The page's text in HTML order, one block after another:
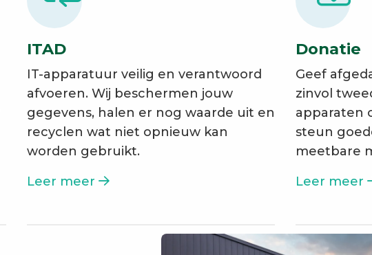
ITAD
IT-apparatuur veilig en verantwoord
afvoeren. Wij beschermen jouw
gegevens, halen er nog waarde uit en
recyclen wat niet opnieuw kan
worden gebruikt.
Leer meer
Donatie
Geef
zinvol
apparaten
steun
meetbare
Leer meer